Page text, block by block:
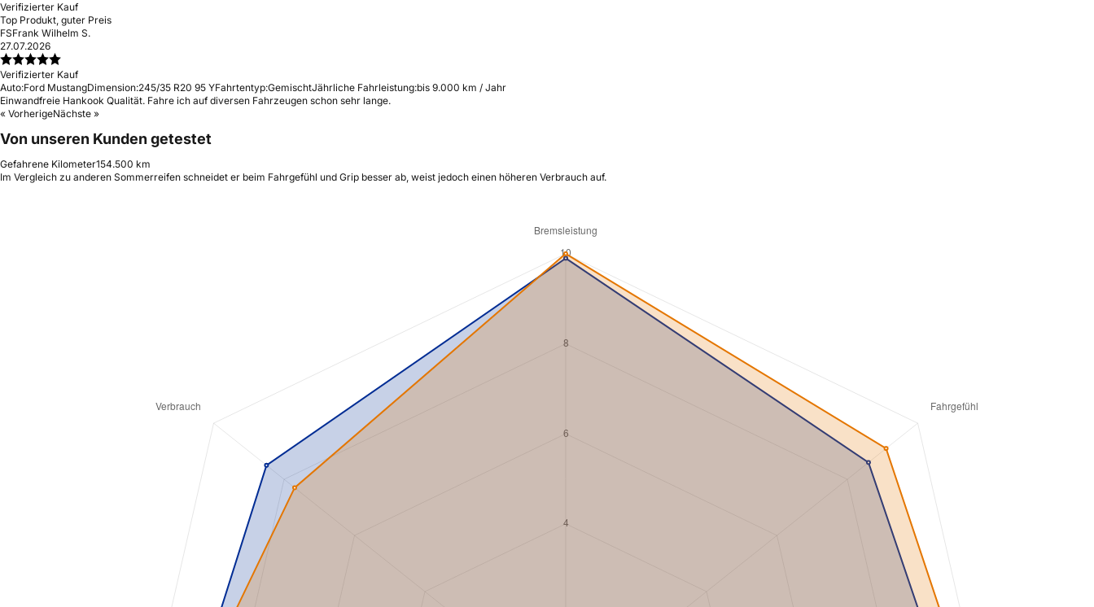
Verifizierter Kauf
Top Produkt, guter Preis
FSFrank Wilhelm S.
27.07.2026
Verifizierter Kauf
Auto:Ford MustangDimension:245/35 R20 95 YFahrtentyp:GemischtJährliche Fahrleistung:bis 9.000 km / Jahr
Einwandfreie Hankook Qualität. Fahre ich auf diversen Fahrzeugen schon sehr lange.
« VorherigeNächste »
Von unseren Kunden getestet
Gefahrene Kilometer154.500 km
Im Vergleich zu anderen Sommerreifen schneidet er beim Fahrgefühl und Grip besser ab, weist jedoch einen höheren Verbrauch auf.